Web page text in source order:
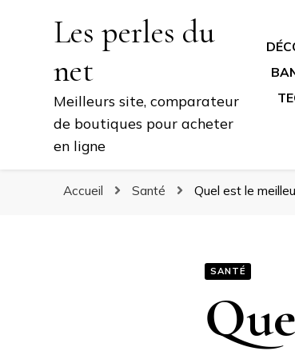
Les perles du
net
Meilleurs site, comparateur
de boutiques pour acheter
en ligne
Accueil Santé Quel est le
SANTÉ